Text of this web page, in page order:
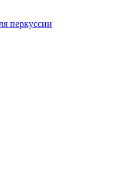
перкуссии